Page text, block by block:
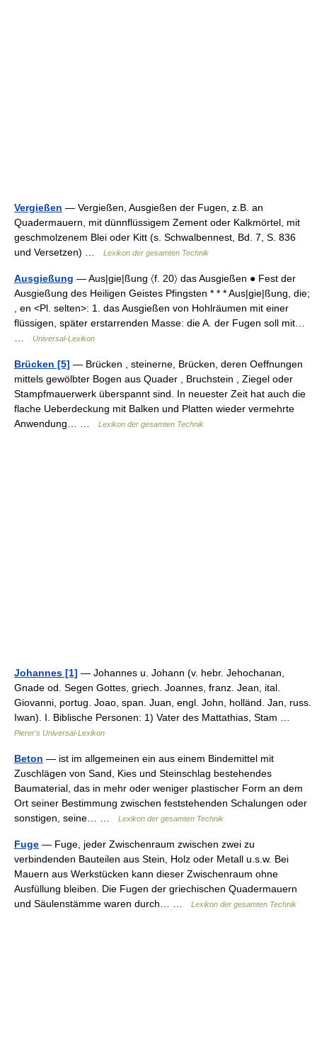
Vergießen — Vergießen, Ausgießen der Fugen, z.B. an
Quadermauern, mit dünnflüssigem Zement oder Kalkmörtel, mit
geschmolzenem Blei oder Kitt (s. Schwalbennest, Bd. 7, S. 836
und Versetzen) …
Lexikon der gesamten Technik
Ausgießung — Aus|gie|ßung 〈f. 20〉 das Ausgießen ● Fest der
Ausgießung des Heiligen Geistes Pfingsten * * * Aus|gie|ßung, die;
, en <Pl. selten>: 1. das Ausgießen von Hohlräumen mit einer
flüssigen, später erstarrenden Masse: die A. der Fugen soll mit…
Universal-Lexikon
Brücken [5] — Brücken , steinerne, Brücken, deren Oeffnungen
mittels gewölbter Bogen aus Quader , Bruchstein , Ziegel oder
Stampfmauerwerk überspannt sind. In neuester Zeit hat auch die
flache Ueberdeckung mit Balken und Platten wieder vermehrte
Anwendung… …
Lexikon der gesamten Technik
Johannes [1] — Johannes u. Johann (v. hebr. Jehochanan,
Gnade od. Segen Gottes, griech. Joannes, franz. Jean, ital.
Giovanni, portug. Joao, span. Juan, engl. John, holländ. Jan, russ.
Iwan). I. Biblische Personen: 1) Vater des Mattathias, Stam …
Pierer's Universal-Lexikon
Beton — ist im allgemeinen ein aus einem Bindemittel mit
Zuschlägen von Sand, Kies und Steinschlag bestehendes
Baumaterial, das in mehr oder weniger plastischer Form an dem
Ort seiner Bestimmung zwischen feststehenden Schalungen oder
sonstigen, seine… …
Lexikon der gesamten Technik
Fuge — Fuge, jeder Zwischenraum zwischen zwei zu
verbindenden Bauteilen aus Stein, Holz oder Metall u.s.w. Bei
Mauern aus Werkstücken kann dieser Zwischenraum ohne
Ausfüllung bleiben. Die Fugen der griechischen Quadermauern
und Säulenstämme waren durch… …
Lexikon der gesamten Technik